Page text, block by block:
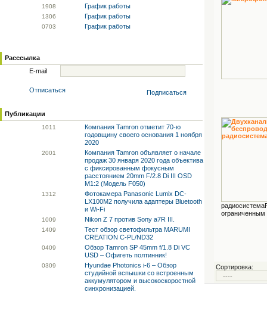
1908 График работы
1306 График работы
0703 График работы
Расссылка
E-mail
Отписаться Подписаться
Публикации
1011
Компания Tamron отметит 70-ю
годовщину своего основания 1 ноября
2020
2001
Компания Tamron объявляет о начале
продаж 30 января 2020 года объектива
с фиксированным фокусным
расстоянием 20mm F/2.8 Di III OSD
M1:2 (Модель F050)
1312
Фотокамера Panasonic Lumix DC-
LX100M2 получила адаптеры Bluetooth
и Wi-Fi
1009 Nikon Z 7 против Sony a7R III.
1409
Тест обзор светофильтра MARUMI
CREATION C-PL/ND32
0409
Обзор Tamron SP 45mm f/1.8 Di VC
USD – Офигеть полтинник!
0309
Hyundae Photonics i-6 – Обзор
студийной вспышки со встроенным
аккумулятором и высокоскоростной
синхронизацией.
Сортировка: